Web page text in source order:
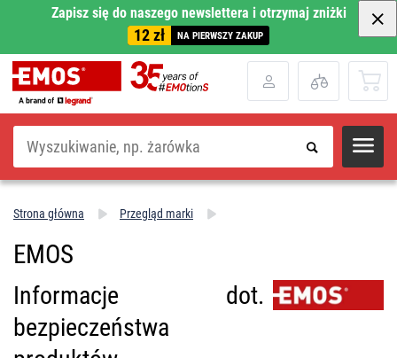
Zapisz się do naszego newslettera i otrzymaj zniżki
12 zł NA PIERWSZY ZAKUP
Szukaj
Strona główna Przegląd marki
EMOS
Informacje dot.
bezpieczeństwa